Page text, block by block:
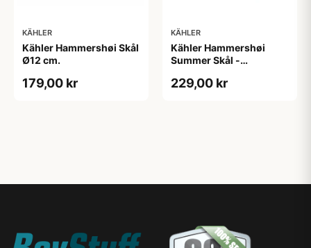
KÄHLER
Kähler Hammershøi Skål
Ø12 cm.
179,00 kr
KÄHLER
Kähler Hammershøi
Summer Skål -
229,00 kr